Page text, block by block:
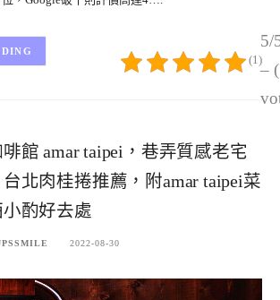
5/
–
(1)
館 amar taipei，巷弄質感老宅
北肉桂捲推薦，附amar taipei菜
酌好去處
2022-08-30